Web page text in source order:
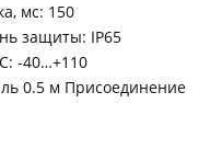
мс: 150
защиты: IP65
-40…+110
0.5 м Присоединение